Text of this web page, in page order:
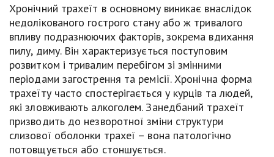
Хронічний трахеїт в основному виникає внаслідок
недолікованого гострого стану або ж тривалого
впливу подразнюючих факторів, зокрема вдихання
пилу, диму. Він характеризується поступовим
розвитком і тривалим перебігом зі змінними
періодами загострення та ремісії. Хронічна форма
трахеїту часто спостерігається у курців та людей,
які зловживають алкоголем. Занедбаний трахеїт
призводить до незворотної зміни структури
слизової оболонки трахеї – вона патологічно
потовщується або стоншується.